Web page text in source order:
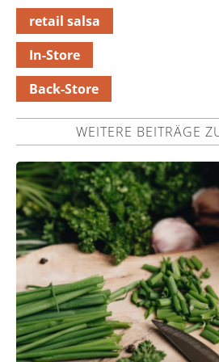
retail salsa
In-Store
Back-Store
WEITERE BEITRÄGE